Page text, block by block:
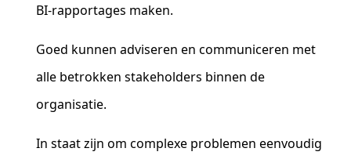
BI-rapportages maken.
Goed kunnen adviseren en communiceren met
alle betrokken stakeholders binnen de
organisatie.
In staat zijn om complexe problemen eenvoudig